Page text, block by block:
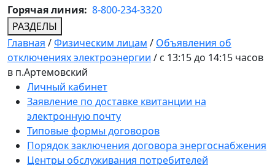
Горячая линия: 8-800-234-3320
РАЗДЕЛЫ
Главная /Физическим лицам / Объявления об
отключениях электроэнергии / с 13:15 до 14:15 часов
в п.Артемовский
Личный кабинет
Заявление по доставке квитанции на
электронную почту
Типовые формы договоров
Порядок заключения договора энергоснабжения
Центры обслуживания потребителей